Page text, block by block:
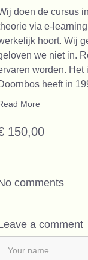
doen de cursus
via e-
hoort. Wij
we niet in.
worden. Het
heeft in
More
150,00
comments
a comment